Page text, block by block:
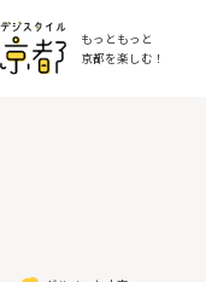
もっともっと
京都を楽しむ！